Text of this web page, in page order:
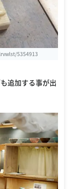
5354913
追加する事が出